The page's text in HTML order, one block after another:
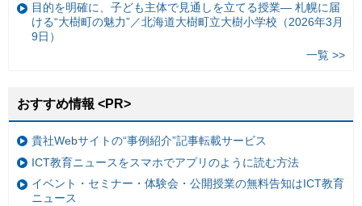
目的を明確に、子ども主体で見通しを立てる授業— 札幌に届
ける“大樹町の魅力”／北海道大樹町立大樹小学校（2026年3月
9日）
一覧 >>
おすすめ情報 <PR>
貴社Webサイトの“事例紹介”記事転載サービス
ICT教育ニュースをスマホでアプリのように読む方法
イベント・セミナー・体験会・公開授業の無料告知はICT教育
ニュース